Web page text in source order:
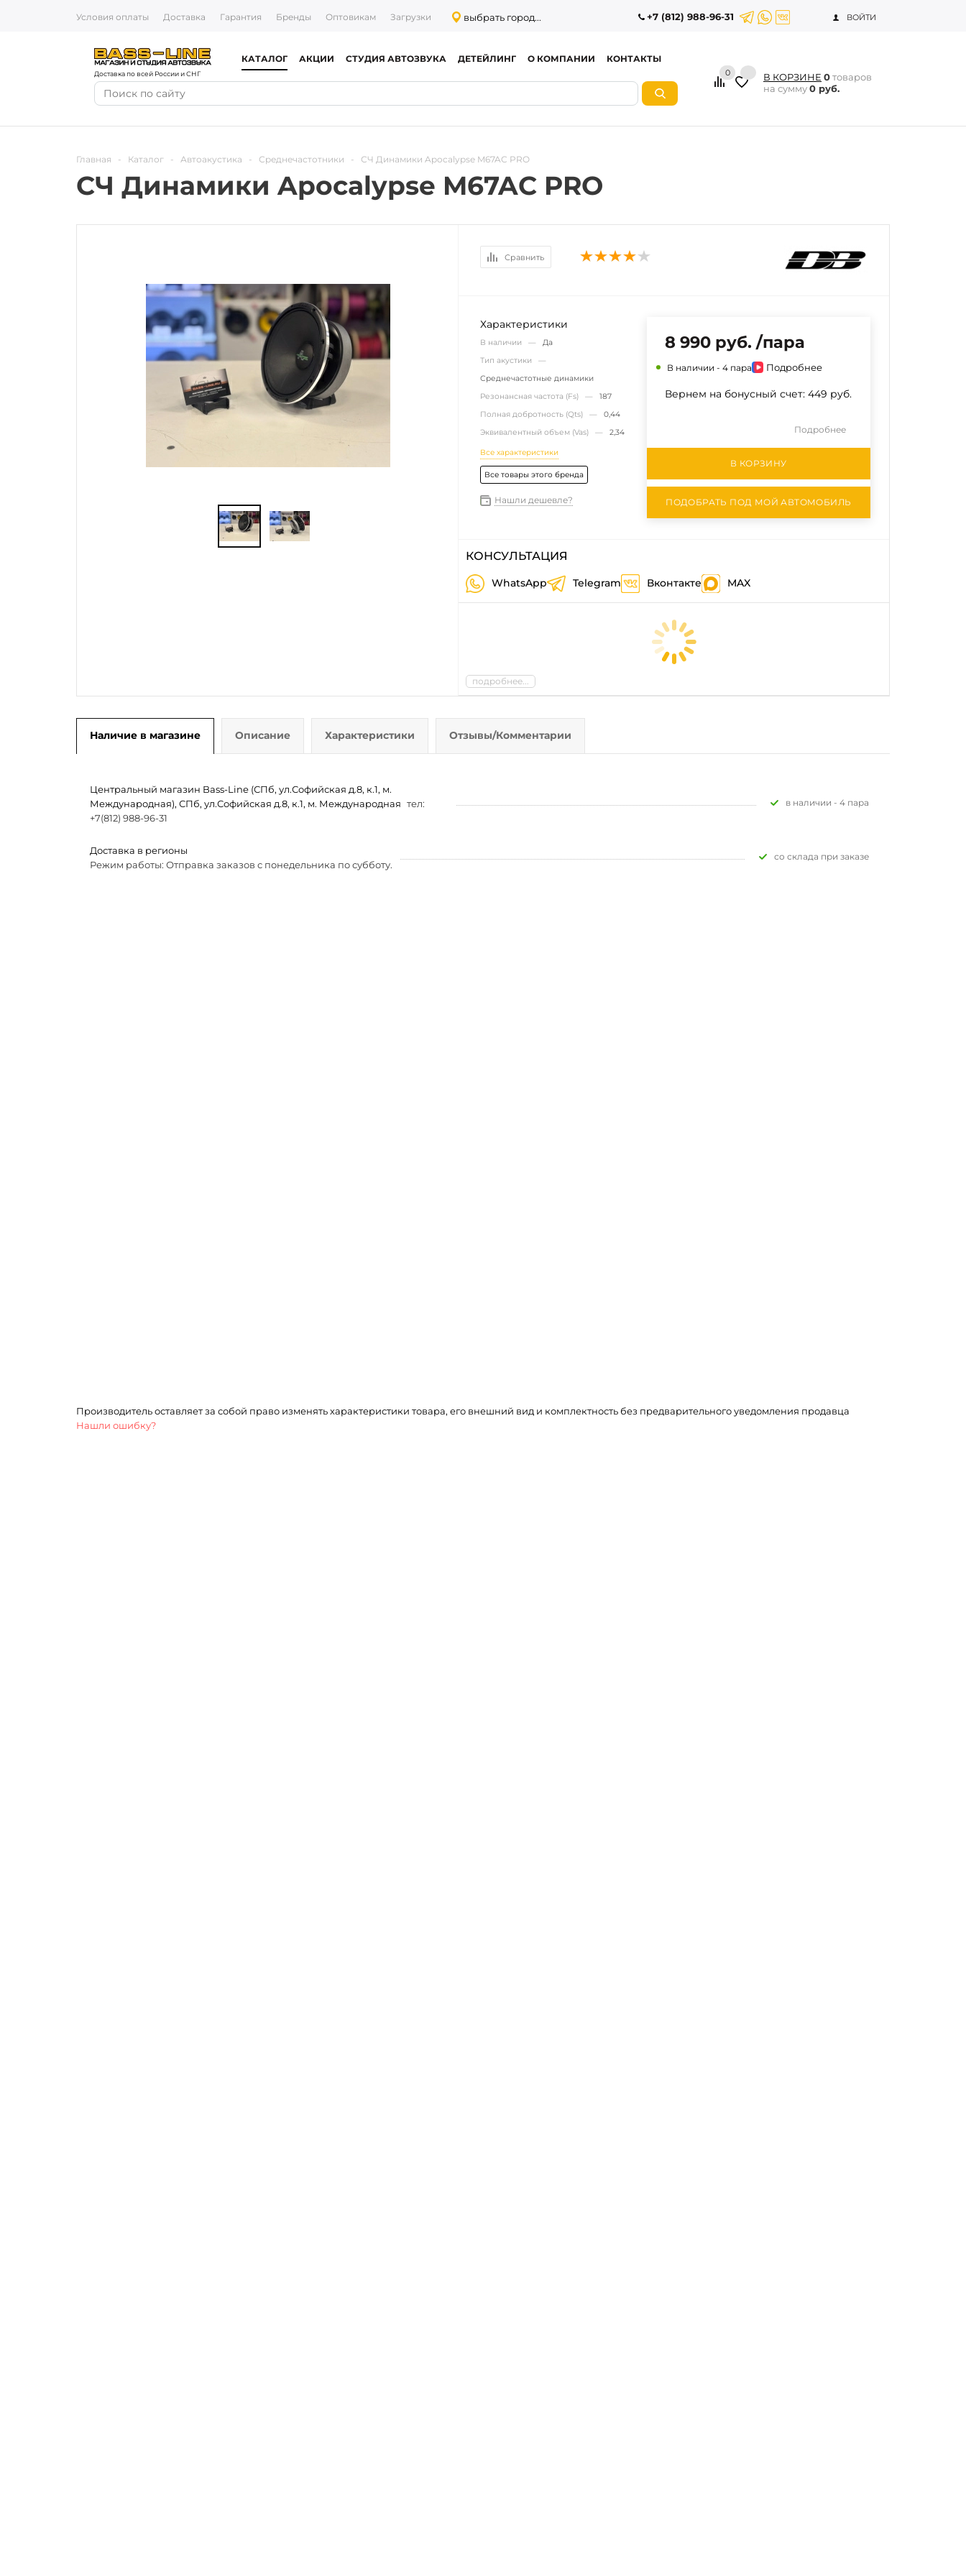
Условия оплаты Доставка Гарантия Бренды Оптовикам Загрузки выбрать город... +7 (812) 988-96-31 ВОЙТИ
Доставка по всей России и СНГ
КАТАЛОГ АКЦИИ СТУДИЯ АВТОЗВУКА ДЕТЕЙЛИНГ О КОМПАНИИ КОНТАКТЫ
0 В КОРЗИНЕ 0товаров
на сумму0 руб.
Главная - Каталог - Автоакустика - Среднечастотники - СЧ Динамики Apocalypse M67AC PRO
СЧ Динамики Apocalypse M67AC PRO
Сравнить
Характеристики
В наличии —Да
Тип акустики —
Среднечастотные динамики
Резонансная частота (Fs) —187
Полная добротность (Qts) —0,44
Эквивалентный объем (Vas) —2,34
Все характеристики
Все товары этого бренда
Нашли дешевле?
8 990 руб. /пара
В наличии - 4 пара Подробнее
Вернем на бонусный счет: 449 руб.
Подробнее
В КОРЗИНУ
ПОДОБРАТЬ ПОД МОЙ АВТОМОБИЛЬ
КОНСУЛЬТАЦИЯ
WhatsApp Telegram Вконтакте MAX
подробнее...
Наличие в магазине Описание Характеристики Отзывы/Комментарии
Центральный магазин Bass-Line (СПб, ул.Софийская д.8, к.1, м.
Международная), СПб, ул.Софийская д.8, к.1, м. Международная тел:
+7(812) 988-96-31
В наличии - 4 пара
Доставка в регионы
Режим работы: Отправка заказов с понедельника по субботу.
Со склада при заказе
Производитель оставляет за собой право изменять характеристики товара, его внешний вид и комплектность без предварительного уведомления продавца
Нашли ошибку?